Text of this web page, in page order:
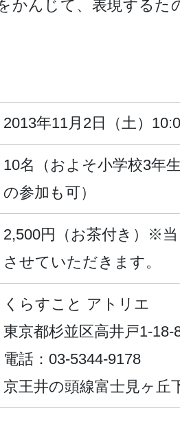
かんじて、表現するた
2013年11月2日（土）
10名（およそ小学校3年
の参加も可）
2,500円（お茶付き）※
させていただきます。
くらすこと アトリエ
東京都杉並区高井戸1-18-
電話：03-5344-9178
京王井の頭線富士見ヶ丘